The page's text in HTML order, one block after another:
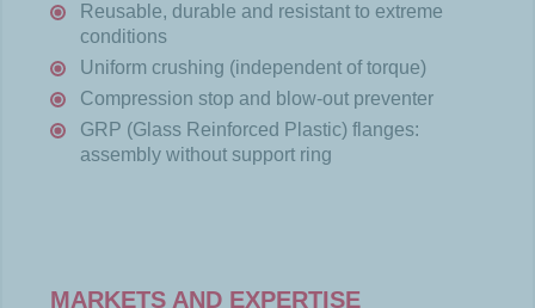
Reusable, durable and resistant to extreme
conditions
Uniform crushing (independent of torque)
Compression stop and blow-out preventer
GRP (Glass Reinforced Plastic) flanges:
assembly without support ring
MARKETS AND EXPERTISE